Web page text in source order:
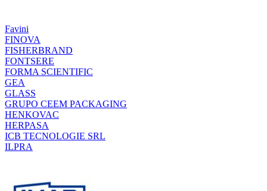
Favini
FINOVA
FISHERBRAND
FONTSERE
FORMA SCIENTIFIC
GEA
GLASS
GRUPO CEEM PACKAGING
HENKOVAC
HERPASA
ICB TECNOLOGIE SRL
ILPRA